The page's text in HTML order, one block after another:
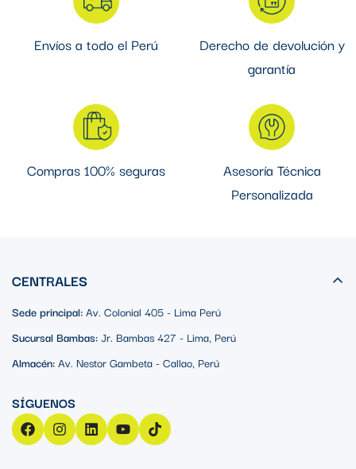
Envíos a todo el Perú
Derecho de devolución y
garantía
Compras 100% seguras
Asesoría Técnica
Personalizada
CENTRALES
Sede principal:Av. Colonial 405 - Lima Perú
Sucursal Bambas:Jr. Bambas 427 - Lima, Perú
Almacén:Av. Nestor Gambeta - Callao, Perú